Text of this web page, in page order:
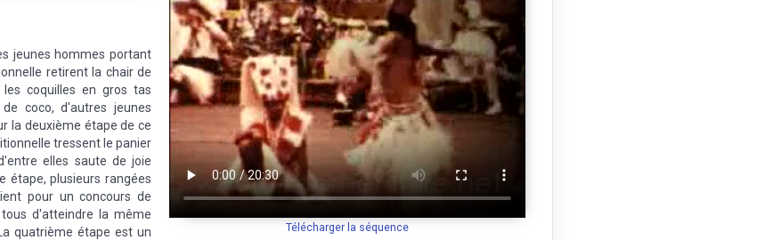
Imitation|Musicien de rue|Percussion Fantasia| Percussion
Télécharger la séquence
jeunes hommes portant
retirent la chair de
coquilles en gros tas
coco, d'autres jeunes
la deuxième étape de ce
tressent le panier
elles saute de joie
étape, plusieurs rangées
pour un concours de
d'atteindre la même
quatrième étape est un